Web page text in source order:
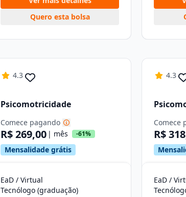
Quero esta bolsa
4.3
Psicomotricidade
Comece pagando
R$ 269,00 | mês -61%
Mensalidade grátis
EaD / Virtual
Tecnólogo (graduação)
4.3
Comece
R$
EaD /